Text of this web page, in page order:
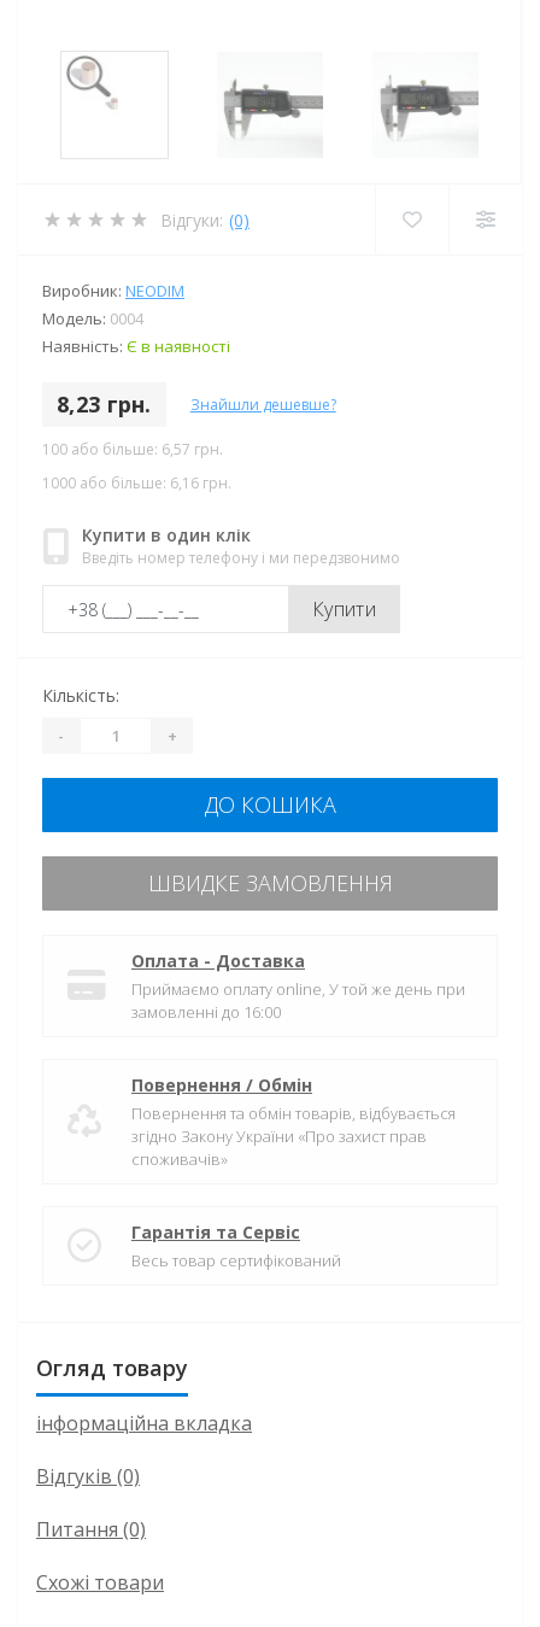
Відгуки: (0)
Виробник: NEODIM
Модель: 0004
Наявність: Є в наявності
8,23 грн. Знайшли дешевше?
100 або більше: 6,57 грн.
1000 або більше: 6,16 грн.
Купити в один клік
Введіть номер телефону і ми передзвонимо
Купити
Кількість:
- +
ДО КОШИКА
ШВИДКЕ ЗАМОВЛЕННЯ
Оплата - Доставка
Приймаємо оплату online, У той же день при
замовленні до 16:00
Повернення / Обмін
Повернення та обмін товарів, відбувається
згідно Закону України «Про захист прав
споживачів»
Гарантія та Сервіс
Весь товар сертифікований
Огляд товару
інформаційна вкладка
Відгуків (0)
Питання (0)
Схожі товари